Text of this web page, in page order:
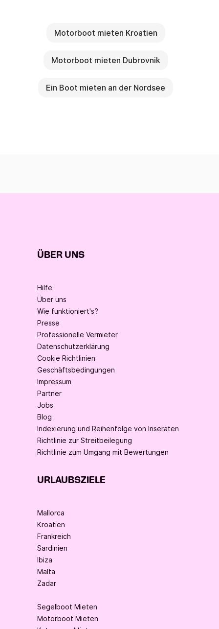
Motorboot mieten Kroatien
Motorboot mieten Dubrovnik
Ein Boot mieten an der Nordsee
ÜBER UNS
Hilfe
Über uns
Wie funktioniert's?
Presse
Professionelle Vermieter
Datenschutzerklärung
Cookie Richtlinien
Geschäftsbedingungen
Impressum
Partner
Jobs
Blog
Indexierung und Reihenfolge von Inseraten
Richtlinie zur Streitbeilegung
Richtlinie zum Umgang mit Bewertungen
URLAUBSZIELE
Mallorca
Kroatien
Frankreich
Sardinien
Ibiza
Malta
Zadar
Segelboot Mieten
Motorboot Mieten